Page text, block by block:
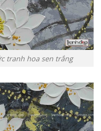
tranh hoa sen trắng